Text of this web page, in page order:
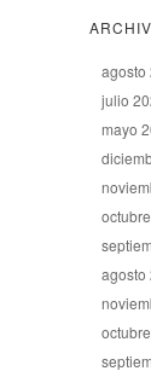
agosto
julio
mayo
agosto